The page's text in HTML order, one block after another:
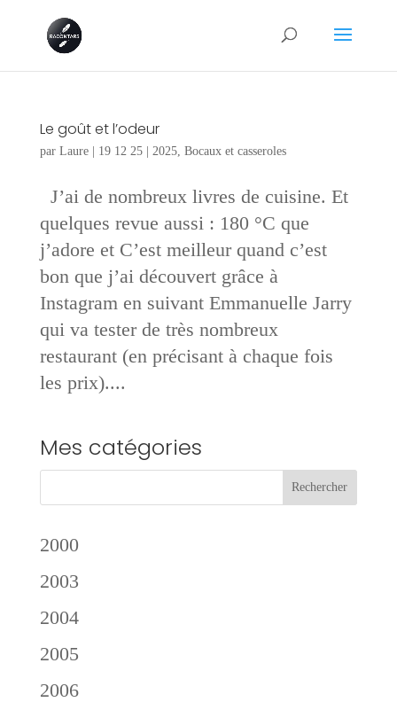
Le goût et l’odeur
par Laure| 19 12 25| 2025, Bocaux et casseroles
J’ai de nombreux livres de cuisine. Et
quelques revue aussi : 180 °C que
j’adore et C’est meilleur quand c’est
bon que j’ai découvert grâce à
Instagram en suivant Emmanuelle Jarry
qui va tester de très nombreux
restaurant (en précisant à chaque fois
les prix)....
Mes catégories
2000
2003
2004
2005
2006